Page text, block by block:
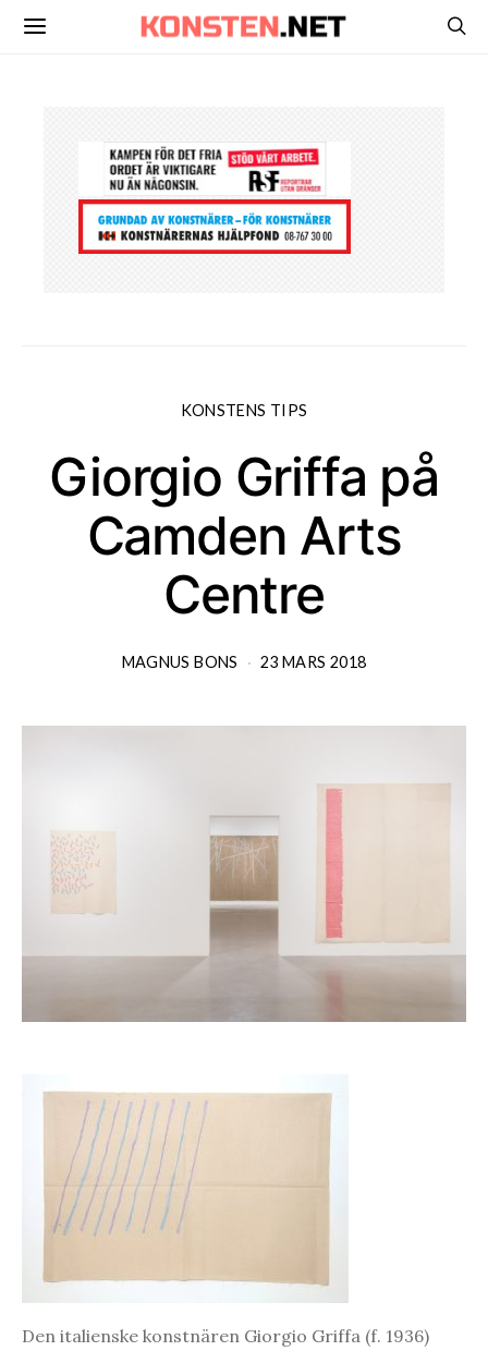
KONSTENS TIPS
Giorgio Griffa på
Camden Arts
Centre
MAGNUS BONS 23 MARS 2018
Den italienske konstnären Giorgio Griffa (f. 1936)